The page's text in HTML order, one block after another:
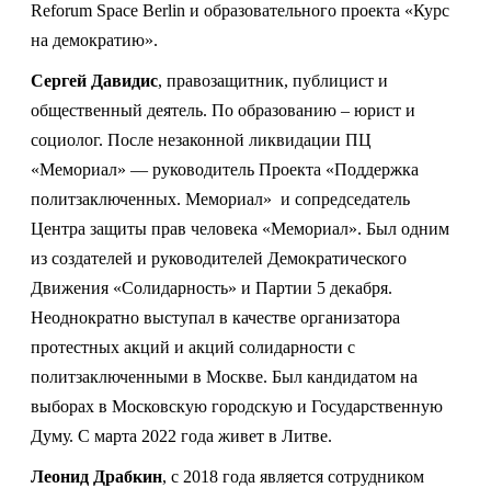
Reforum Space Berlin и образовательного проекта «Курс
на демократию».
Сергей Давидис, правозащитник, публицист и
общественный деятель. По образованию – юрист и
социолог. После незаконной ликвидации ПЦ
«Мемориал» — руководитель Проекта «Поддержка
политзаключенных. Мемориал» и сопредседатель
Центра защиты прав человека «Мемориал». Был одним
из создателей и руководителей Демократического
Движения «Солидарность» и Партии 5 декабря.
Неоднократно выступал в качестве организатора
протестных акций и акций солидарности с
политзаключенными в Москве. Был кандидатом на
выборах в Московскую городскую и Государственную
Думу. С марта 2022 года живет в Литве.
Леонид Драбкин, с 2018 года является сотрудником